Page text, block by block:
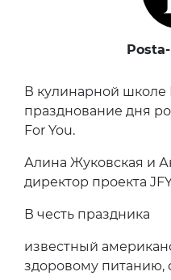
В кулинарной
празднование дня
For You.
Алина Жуковская и
директор проекта
В честь праздника
известный
здоровому питанию,